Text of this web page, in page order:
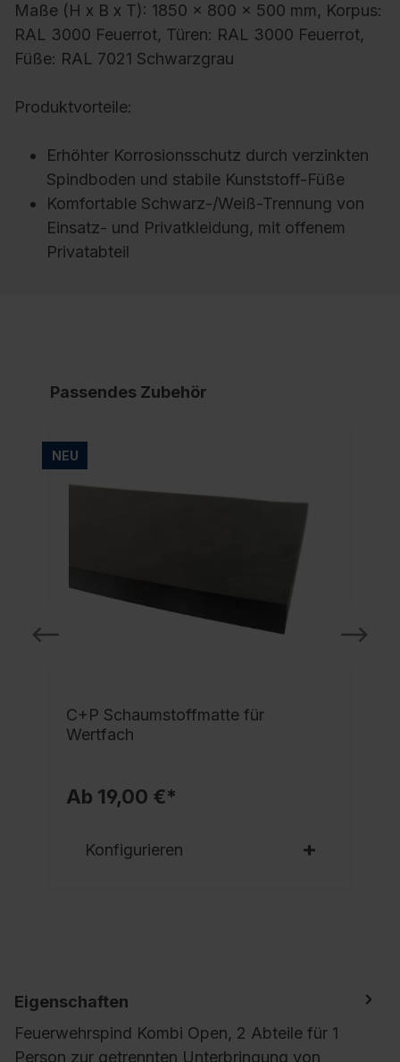
Maße (H x B x T): 1850 x 800 x 500 mm, Korpus:
RAL 3000 Feuerrot, Türen: RAL 3000 Feuerrot,
Füße: RAL 7021 Schwarzgrau
Produktvorteile:
Erhöhter Korrosionsschutz durch verzinkten
Spindboden und stabile Kunststoff-Füße
Komfortable Schwarz-/Weiß-Trennung von
Einsatz- und Privatkleidung, mit offenem
Privatabteil
Passendes Zubehör
NEU
C+P Schaumstoffmatte für
Wertfach
Ab 19,00 €*
Konfigurieren
Eigenschaften
Feuerwehrspind Kombi Open, 2 Abteile für 1
Person zur getrennten Unterbringung von